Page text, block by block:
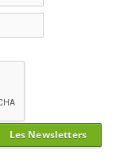
Les Newsletters